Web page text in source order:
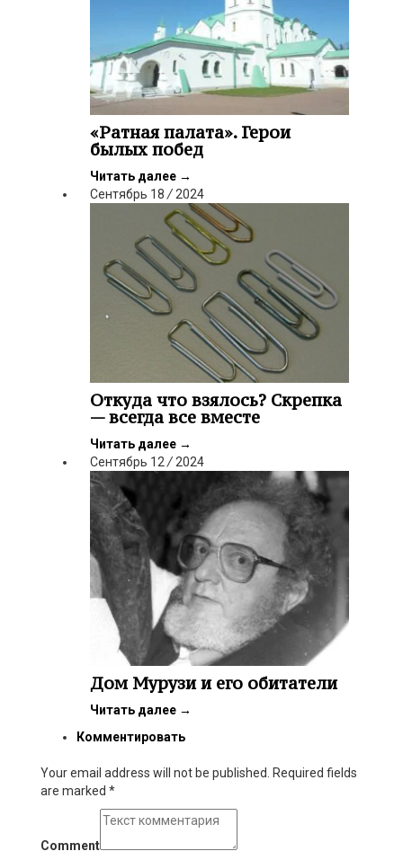
«Ратная палата». Герои
былых побед
Читать далее →
Сентябрь 18 / 2024
Откуда что взялось? Скрепка
— всегда все вместе
Читать далее →
Сентябрь 12 / 2024
Дом Мурузи и его обитатели
Читать далее →
Комментировать
Your email address will not be published. Required fields
are marked *
Comment